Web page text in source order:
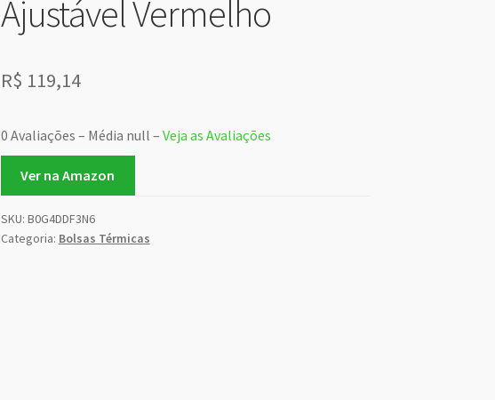
Ajustável Vermelho
R$ 119,14
0 Avaliações – Média null – Veja as Avaliações
Ver na Amazon
SKU: B0G4DDF3N6
Categoria: Bolsas Térmicas